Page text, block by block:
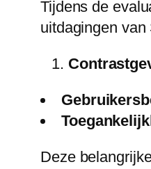
Tijdens de
uitdagingen van
Deze